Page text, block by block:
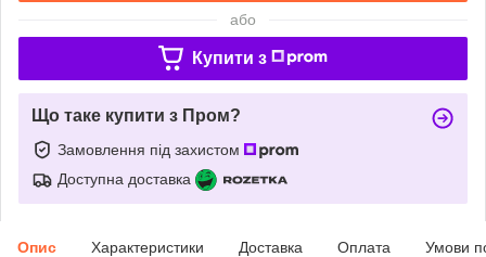
або
Купити з
Що таке купити з Пром?
Замовлення під захистом
Доступна доставка
Опис Характеристики Доставка Оплата Умови